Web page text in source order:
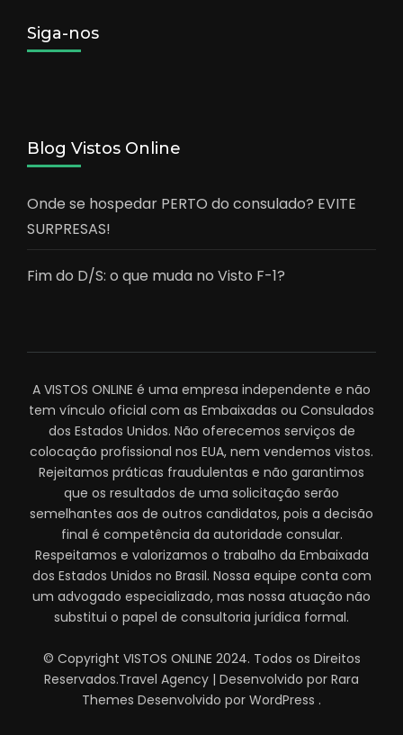
Siga-nos
Blog Vistos Online
Onde se hospedar PERTO do consulado? EVITE
SURPRESAS!
Fim do D/S: o que muda no Visto F-1?
A VISTOS ONLINE é uma empresa independente e não
tem vínculo oficial com as Embaixadas ou Consulados
dos Estados Unidos. Não oferecemos serviços de
colocação profissional nos EUA, nem vendemos vistos.
Rejeitamos práticas fraudulentas e não garantimos
que os resultados de uma solicitação serão
semelhantes aos de outros candidatos, pois a decisão
final é competência da autoridade consular.
Respeitamos e valorizamos o trabalho da Embaixada
dos Estados Unidos no Brasil. Nossa equipe conta com
um advogado especializado, mas nossa atuação não
substitui o papel de consultoria jurídica formal.
© Copyright VISTOS ONLINE 2024. Todos os Direitos
Reservados.Travel Agency | Desenvolvido por Rara
Themes Desenvolvido por WordPress .